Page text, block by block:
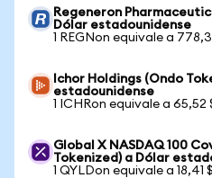
Regeneron
Dólar estadounidense
1 REGNon equivale a
Ichor Holdings (Ondo
estadounidense
1 ICHRon equivale a 65,52
Global X NASDAQ 100
Tokenized) a Dólar
1 QYLDon equivale a 18,41 $